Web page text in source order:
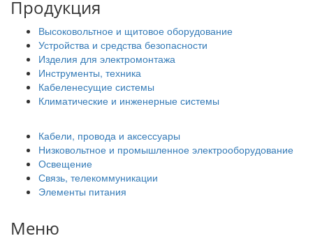
Продукция
Высоковольтное и щитовое оборудование
Устройства и средства безопасности
Изделия для электромонтажа
Инструменты, техника
Кабеленесущие системы
Климатические и инженерные системы
Кабели, провода и аксессуары
Низковольтное и промышленное электрооборудование
Освещение
Связь, телекоммуникации
Элементы питания
Меню